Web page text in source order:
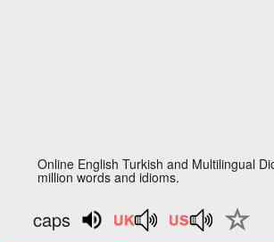
Online English Turkish and Multilingual
million words and idioms.
caps